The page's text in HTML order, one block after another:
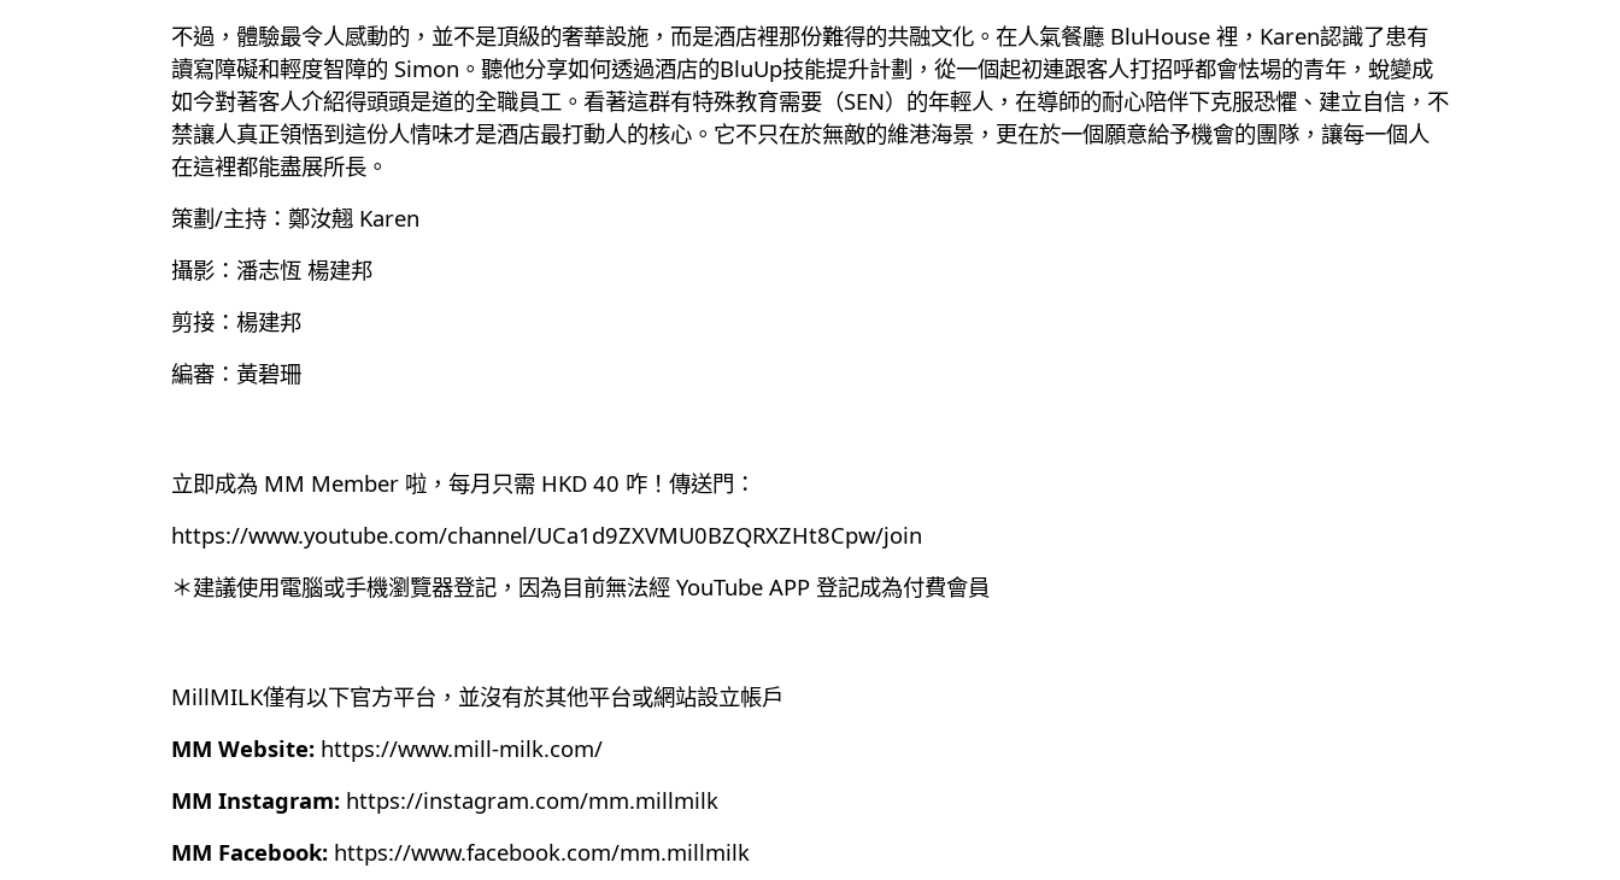
不過，體驗最令人感動的，並不是頂級的奢華設施，而是酒店裡那份難得的共融文化。在人氣餐廳 BluHouse 裡，Karen認識了患有
讀寫障礙和輕度智障的 Simon。聽他分享如何透過酒店的BluUp技能提升計劃，從一個起初連跟客人打招呼都會怯場的青年，蛻變成
如今對著客人介紹得頭頭是道的全職員工。看著這群有特殊教育需要（SEN）的年輕人，在導師的耐心陪伴下克服恐懼、建立自信，不
禁讓人真正領悟到這份人情味才是酒店最打動人的核心。它不只在於無敵的維港海景，更在於一個願意給予機會的團隊，讓每一個人
在這裡都能盡展所長。
策劃/主持：鄭汝翹 Karen
攝影：潘志恆 楊建邦
剪接：楊建邦
編審：黃碧珊
立即成為 MM Member 啦，每月只需 HKD 40 咋！傳送門：
https://www.youtube.com/channel/UCa1d9ZXVMU0BZQRXZHt8Cpw/join
＊建議使用電腦或手機瀏覽器登記，因為目前無法經 YouTube APP 登記成為付費會員
MillMILK僅有以下官方平台，並沒有於其他平台或網站設立帳戶
MM Website: https://www.mill-milk.com/
MM Instagram: https://instagram.com/mm.millmilk
MM Facebook: https://www.facebook.com/mm.millmilk